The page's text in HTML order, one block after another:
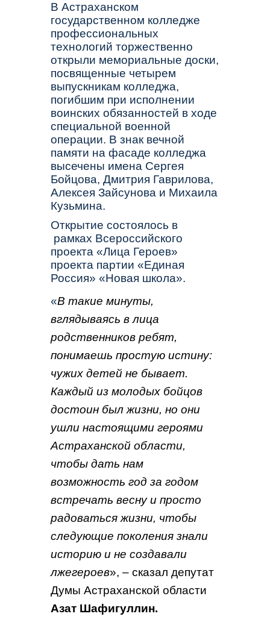
В Астраханском
государственном колледже
профессиональных
технологий торжественно
открыли мемориальные доски,
посвященные четырем
выпускникам колледжа,
погибшим при исполнении
воинских обязанностей в ходе
специальной военной
операции. В знак вечной
памяти на фасаде колледжа
высечены имена Сергея
Бойцова, Дмитрия Гаврилова,
Алексея Зайсунова и Михаила
Кузьмина.
Открытие состоялось в
рамках Всероссийского
проекта «Лица Героев»
проекта партии «Единая
Россия» «Новая школа».
«В такие минуты,
вглядываясь в лица
родственников ребят,
понимаешь простую истину:
чужих детей не бывает.
Каждый из молодых бойцов
достоин был жизни, но они
ушли настоящими героями
Астраханской области,
чтобы дать нам
возможность год за годом
встречать весну и просто
радоваться жизни, чтобы
следующие поколения знали
историю и не создавали
лжегероев», – сказал депутат
Думы Астраханской области
Азат Шафигуллин.